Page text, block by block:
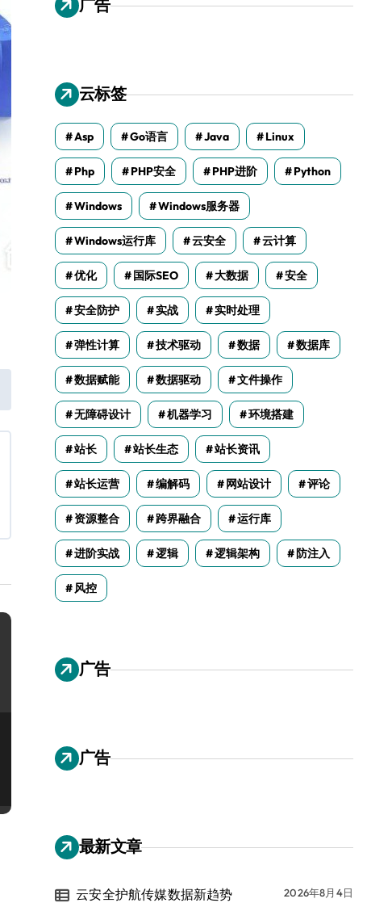
广告
云标签
Asp Go语言 Java Linux
Php PHP安全 PHP进阶 Python
Windows Windows服务器
Windows运行库 云安全 云计算
优化 国际SEO 大数据 安全
安全防护 实战 实时处理
弹性计算 技术驱动 数据 数据库
数据赋能 数据驱动 文件操作
无障碍设计 机器学习 环境搭建
站长 站长生态 站长资讯
站长运营 编解码 网站设计 评论
资源整合 跨界融合 运行库
进阶实战 逻辑 逻辑架构 防注入
风控
广告
广告
最新文章
云安全护航传媒数据新趋势 2026年8月4日